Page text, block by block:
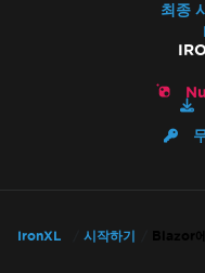
최종
IronXL 시작하기 Blazor